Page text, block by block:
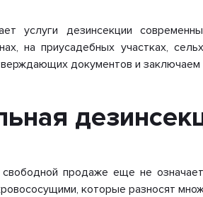
услуги дезинсекции
на приусадебных участках,
документов и
продаже еще не
которые разносят